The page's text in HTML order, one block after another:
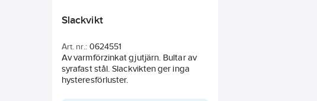
Slackvikt
Art. nr.: 0624551
Av varmförzinkat gjutjärn. Bultar av
syrafast stål. Slackvikten ger inga
hysteresförluster.